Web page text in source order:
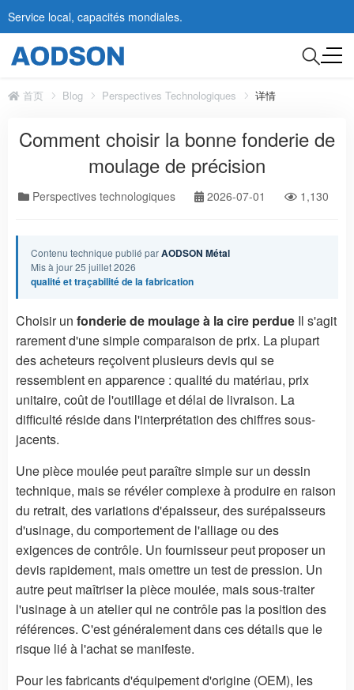
Service local, capacités mondiales.
首页 Blog Perspectives Technologiques 详情
Comment choisir la bonne fonderie de
moulage de précision
Perspectives technologiques 2026-07-01 1,130
Contenu technique publié parAODSON Métal
Mis à jour 25 juillet 2026
qualité et traçabilité de la fabrication
Choisir un fonderie de moulage à la cire perdue Il s'agit
rarement d'une simple comparaison de prix. La plupart
des acheteurs reçoivent plusieurs devis qui se
ressemblent en apparence : qualité du matériau, prix
unitaire, coût de l'outillage et délai de livraison. La
difficulté réside dans l'interprétation des chiffres sous-
jacents.
Une pièce moulée peut paraître simple sur un dessin
technique, mais se révéler complexe à produire en raison
du retrait, des variations d'épaisseur, des surépaisseurs
d'usinage, du comportement de l'alliage ou des
exigences de contrôle. Un fournisseur peut proposer un
devis rapidement, mais omettre un test de pression. Un
autre peut maîtriser la pièce moulée, mais sous-traiter
l'usinage à un atelier qui ne contrôle pas la position des
références. C'est généralement dans ces détails que le
risque lié à l'achat se manifeste.
Pour les fabricants d'équipement d'origine (OEM), les